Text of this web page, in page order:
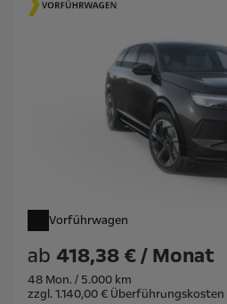
Vorführwagen
ab 418,38 € / Monat
48 Mon. / 5.000 km
zzgl. 1.140,00 € Überführungskosten